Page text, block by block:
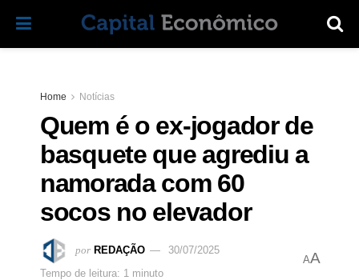
Home Notícias
Quem é o ex-jogador de
basquete que agrediu a
namorada com 60
socos no elevador
por REDAÇÃO
30/07/2025
Tempo de leitura: 1 minuto
AA